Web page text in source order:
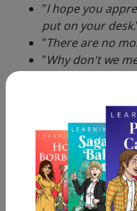
"I hope you
put on your desk.
"There are no
"Why don't we
Pour ne plus